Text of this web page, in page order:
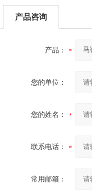
产品咨询
产品：
您的单位：
您的姓名：
联系电话：
常用邮箱：